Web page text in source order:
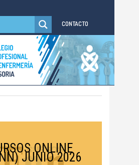
CONTACTO
ONLINE
JUNIO 2026